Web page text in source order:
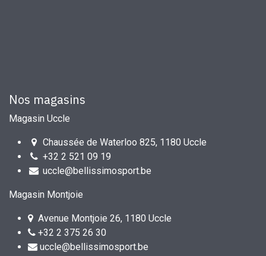
Nos magasins
Magasin Uccle
Chaussée de Waterloo 825, 1180 Uccle
+32 2 521 09 19
uccle@bellissimosport.be
Magasin Montjoie
Avenue Montjoie 26, 1180 Uccle
+32 2 375 26 30
uccle@bellissimosport.be